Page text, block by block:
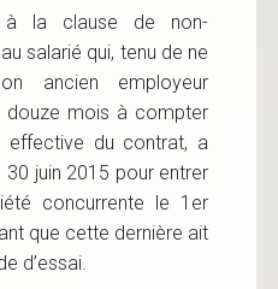
à la clause de non-
salarié qui, tenu de ne
ancien employeur
douze mois à compter
effective du contrat, a
juin 2015 pour entrer
concurrente le 1er
que cette dernière ait
d’essai.